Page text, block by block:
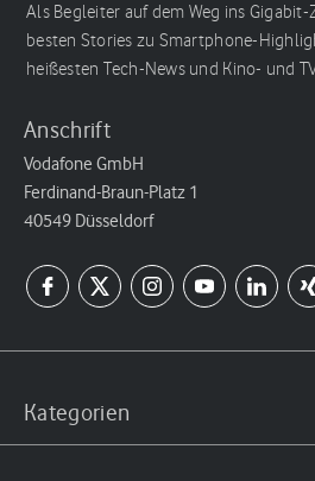
Als Begleiter auf dem Weg ins
besten Stories zu Smartphone-
heißesten Tech-News und Kino- und
Anschrift
Vodafone GmbH
Ferdinand-Braun-Platz 1
40549 Düsseldorf
Kategorien